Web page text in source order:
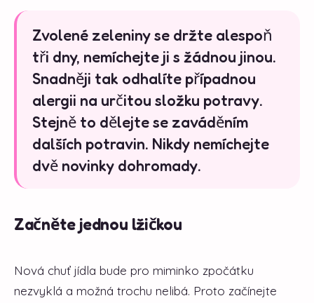
Zvolené zeleniny se držte alespoň
tři dny, nemíchejte ji s žádnou jinou.
Snadněji tak odhalíte případnou
alergii na určitou složku potravy.
Stejně to dělejte se zaváděním
dalších potravin. Nikdy nemíchejte
dvě novinky dohromady.
Začněte jednou lžičkou
Nová chuť jídla bude pro miminko zpočátku
nezvyklá a možná trochu nelibá. Proto začínejte